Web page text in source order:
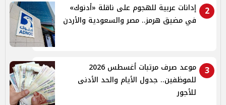
2
إدانات عربية للهجوم على ناقلة «أدنوك»
في مضيق هرمز.. مصر والسعودية والأردن
3
موعد صرف مرتبات أغسطس 2026
للموظفين.. جدول الأيام والحد الأدنى
للأجور